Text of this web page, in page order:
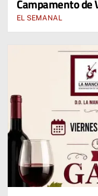
Campamento de
EL SEMANAL